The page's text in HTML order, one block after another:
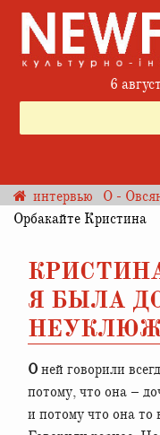
6
интервью
О -
Орбакайте Кристина
Я БЫЛА
О ней говорили всегда. Сначала - исключительно
потому, что она –
и потому что она то